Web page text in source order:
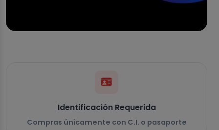
Identificación Requerida
Compras únicamente con C.I. o pasaporte